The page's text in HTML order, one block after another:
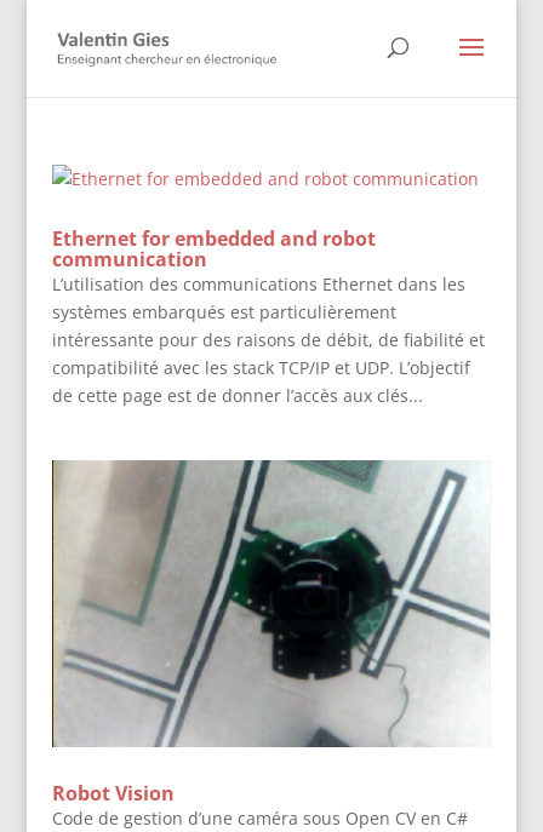
Ethernet for embedded and robot
communication
L’utilisation des communications Ethernet dans les
systèmes embarqués est particulièrement
intéressante pour des raisons de débit, de fiabilité et
compatibilité avec les stack TCP/IP et UDP. L’objectif
de cette page est de donner l’accès aux clés...
Robot Vision
Code de gestion d’une caméra sous Open CV en C#